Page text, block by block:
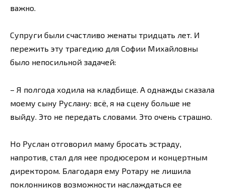
важно.
Супруги были счастливо женаты тридцать лет. И
пережить эту трагедию для Софии Михайловны
было непосильной задачей:
– Я полгода ходила на кладбище. А однажды сказала
моему сыну Руслану: всё, я на сцену больше не
выйду. Это не передать словами. Это очень страшно.
Но Руслан отговорил маму бросать эстраду,
напротив, стал для нее продюсером и концертным
директором. Благодаря ему Ротару не лишила
поклонников возможности наслаждаться ее